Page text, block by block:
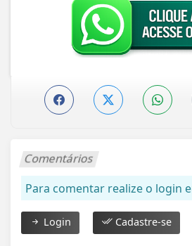
Comentários
Para comentar realize o login
Login Cadastre-se